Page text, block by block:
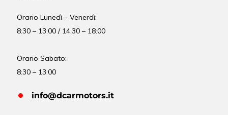
OrarioLunedì – Venerdì:
8:30 – 13:00 / 14:30 – 18:00
Orario Sabato:
8:30 – 13:00
info@dcarmotors.it